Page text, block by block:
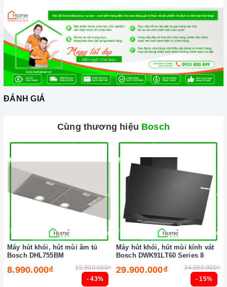
Ảnh minh họa
ĐÁNH GIÁ
Cùng thương hiệu Bosch
- 43%
Máy hút khói, hút mùi âm tủ
Bosch DHL755BM
8.990.000₫ 15.900.000₫
- 15%
Máy hút khói, hút mùi kính vát
Bosch DWK91LT60 Series 8
29.900.000₫ 34.990.000₫